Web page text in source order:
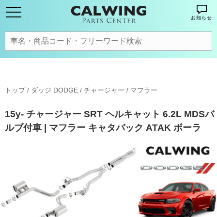
お知らせ
トップ/ ダッジ DODGE / チャージャー / マフラー
15y- チャージャー SRT ヘルキャット 6.2L MDSバ
ルブ付車 | マフラー キャタバック ATAK ボーラ